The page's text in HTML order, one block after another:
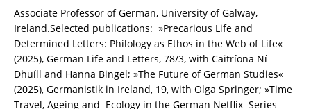
Associate Professor of German, University of Galway,
Ireland.Selected publications: »Precarious Life and
Determined Letters: Philology as Ethos in the Web of Life«
(2025), German Life and Letters, 78/3, with Caitríona Ní
Dhuíll and Hanna Bingel; »The Future of German Studies«
(2025), Germanistik in Ireland, 19, with Olga Springer; »Time
Travel, Ageing and Ecology in the German Netflix Series